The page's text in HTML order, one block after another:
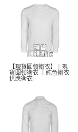
【現貨圓領衛衣】｜現
貨圓領衛衣 ｜純色衛衣
供應衛衣